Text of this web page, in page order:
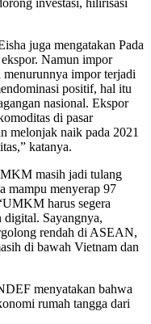
juga mengatakan Pada
Namun impor
menurunnya impor terjadi
positif, hal itu
nasional. Ekspor
di pasar
melonjak naik pada 2021
katanya.
masih jadi tulang
mampu menyerap 97
harus segera
digital. Sayangnya,
rendah di ASEAN,
di bawah Vietnam dan
menyatakan bahwa
rumah tangga dari